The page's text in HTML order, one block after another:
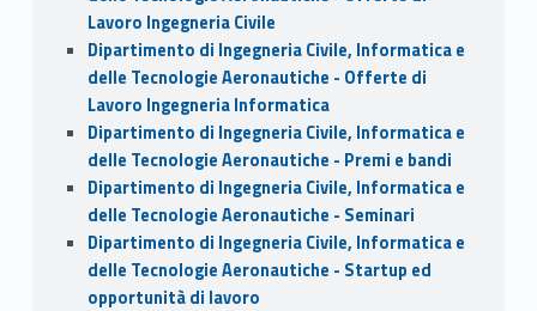
Lavoro Ingegneria Civile
Dipartimento di Ingegneria Civile, Informatica e
delle Tecnologie Aeronautiche - Offerte di
Lavoro Ingegneria Informatica
Dipartimento di Ingegneria Civile, Informatica e
delle Tecnologie Aeronautiche - Premi e bandi
Dipartimento di Ingegneria Civile, Informatica e
delle Tecnologie Aeronautiche - Seminari
Dipartimento di Ingegneria Civile, Informatica e
delle Tecnologie Aeronautiche - Startup ed
opportunità di lavoro